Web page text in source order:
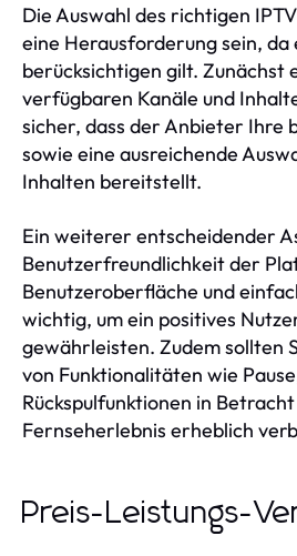
Die Auswahl des richtigen
eine Herausforderung sein, da
berücksichtigen gilt. Zunächst
verfügbaren Kanäle und
sicher, dass der Anbieter Ihre
sowie eine ausreichende
Inhalten bereitstellt.
Ein weiterer entscheidender
Benutzerfreundlichkeit der
Benutzeroberfläche und
wichtig, um ein positives
gewährleisten. Zudem sollten
von Funktionalitäten wie
Rückspulfunktionen in
Fernseherlebnis erheblich
Preis-Leistungs-